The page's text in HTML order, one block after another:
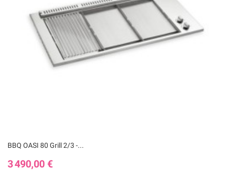
BBQ OASI 80 Grill 2/3 -...
Prix
3 490,00 €